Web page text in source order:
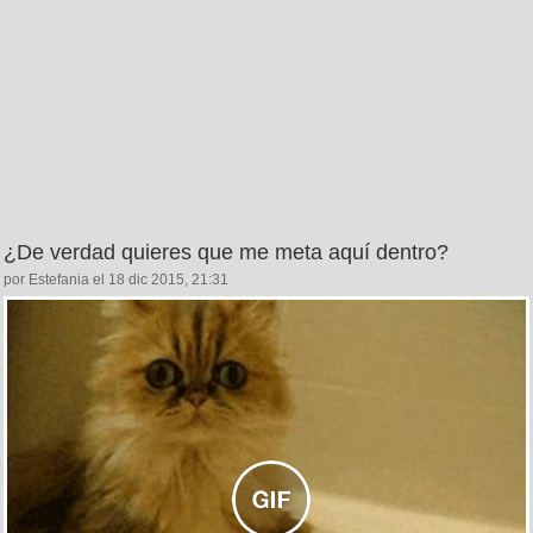
¿De verdad quieres que me meta aquí dentro?
por Estefania el 18 dic 2015, 21:31